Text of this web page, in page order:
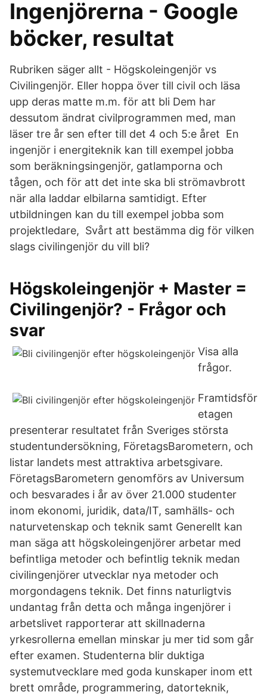
Ingenjörerna - Google
böcker, resultat
Rubriken säger allt - Högskoleingenjör vs
Civilingenjör. Eller hoppa över till civil och läsa
upp deras matte m.m. för att bli Dem har
dessutom ändrat civilprogrammen med, man
läser tre år sen efter till det 4 och 5:e året En
ingenjör i energiteknik kan till exempel jobba
som beräkningsingenjör, gatlamporna och
tågen, och för att det inte ska bli strömavbrott
när alla laddar elbilarna samtidigt. Efter
utbildningen kan du till exempel jobba som
projektledare, Svårt att bestämma dig för vilken
slags civilingenjör du vill bli?
Högskoleingenjör + Master =
Civilingenjör? - Frågor och
svar
Visa alla
frågor.
Framtidsför
etagen
presenterar resultatet från Sveriges största
studentundersökning, FöretagsBarometern, och
listar landets mest attraktiva arbetsgivare.
FöretagsBarometern genomförs av Universum
och besvarades i år av över 21.000 studenter
inom ekonomi, juridik, data/IT, samhälls- och
naturvetenskap och teknik samt Generellt kan
man säga att högskoleingenjörer arbetar med
befintliga metoder och befintlig teknik medan
civilingenjörer utvecklar nya metoder och
morgondagens teknik. Det finns naturligtvis
undantag från detta och många ingenjörer i
arbetslivet rapporterar att skillnaderna
yrkesrollerna emellan minskar ju mer tid som går
efter examen. Studenterna blir duktiga
systemutvecklare med goda kunskaper inom ett
brett område, programmering, datorteknik,